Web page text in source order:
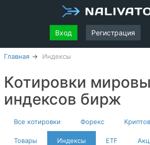
Вход Регистрация
Главная Индексы
Котировки
индексов бирж
Все котировки Форекс
Товары Индексы ETF